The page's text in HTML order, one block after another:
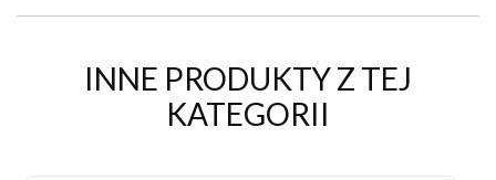
INNE PRODUKTY Z TEJ
KATEGORII